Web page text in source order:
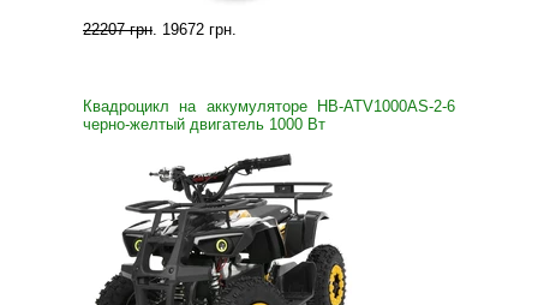
22207 грн. 19672 грн.
Квадроцикл на аккумуляторе HB-ATV1000AS-2-6
черно-желтый двигатель 1000 Вт